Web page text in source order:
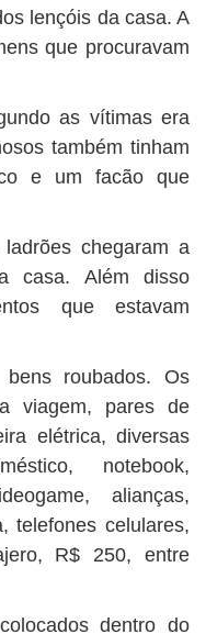
lençóis da casa. A
que procuravam
as vítimas era
também tinham
e um facão que
chegaram a
casa. Além disso
que estavam
roubados. Os
viagem, pares de
elétrica, diversas
notebook,
alianças,
telefones celulares,
R$ 250, entre
dentro do